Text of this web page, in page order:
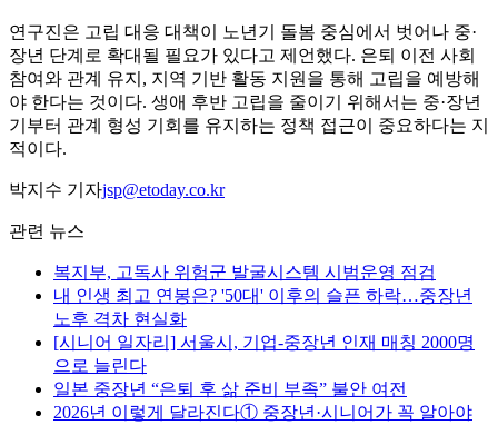
연구진은 고립 대응 대책이 노년기 돌봄 중심에서 벗어나 중·
장년 단계로 확대될 필요가 있다고 제언했다. 은퇴 이전 사회
참여와 관계 유지, 지역 기반 활동 지원을 통해 고립을 예방해
야 한다는 것이다. 생애 후반 고립을 줄이기 위해서는 중·장년
기부터 관계 형성 기회를 유지하는 정책 접근이 중요하다는 지
적이다.
박지수 기자jsp@etoday.co.kr
관련 뉴스
복지부, 고독사 위험군 발굴시스템 시범운영 점검
내 인생 최고 연봉은? '50대' 이후의 슬픈 하락…중장년
노후 격차 현실화
[시니어 일자리] 서울시, 기업-중장년 인재 매칭 2000명
으로 늘린다
일본 중장년 “은퇴 후 삶 준비 부족” 불안 여전
2026년 이렇게 달라진다① 중장년·시니어가 꼭 알아야